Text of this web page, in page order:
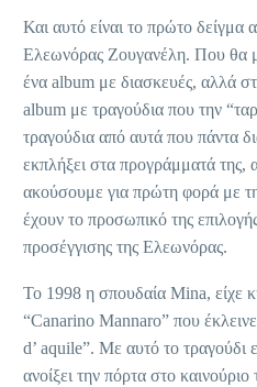
Και αυτό είναι το πρώτο δείγμα
Ελεωνόρας Ζουγανέλη. Που θα
ένα album με διασκευές, αλλά
album με τραγούδια που την
τραγούδια από αυτά που πάντα
εκπλήξει στα προγράμματά της,
ακούσουμε για πρώτη φορά με
έχουν το προσωπικό της
προσέγγισης της Ελεωνόρας.
Το 1998 η σπουδαία Mina, είχε
“Canarino Mannaro” που
d’ aquile”. Με αυτό το τραγούδι
ανοίξει την πόρτα στο